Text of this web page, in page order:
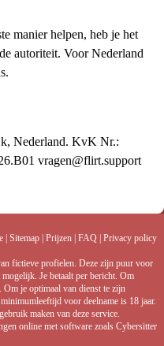
manier helpen, heb je het
autoriteit. Voor Nederland
Nederland. KvK Nr.:
vragen@flirt.support
| Sitemap| Prijzen| FAQ| Privacy policy
fictieve profielen. Deze zijn puur voor
Je betaalt per bericht. Om
Om je optimaal van dienst te zijn
voor deelname is 18 jaar.
maken van deze service.
online met software zoals Cybersitter